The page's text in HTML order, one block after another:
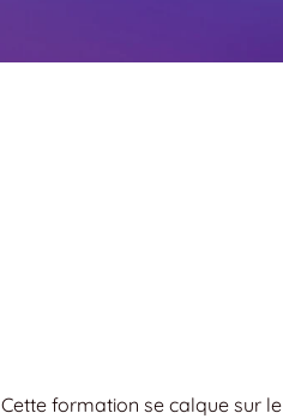
Cette formation se calque sur le